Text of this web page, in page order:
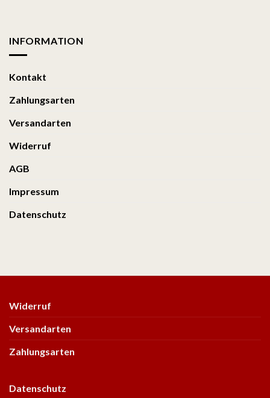
INFORMATION
Kontakt
Zahlungsarten
Versandarten
Widerruf
AGB
Impressum
Datenschutz
Widerruf
Versandarten
Zahlungsarten
Datenschutz